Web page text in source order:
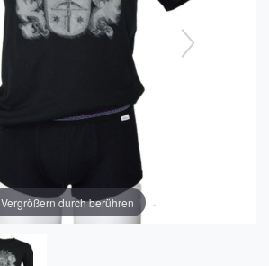
Vergrößern durch berühren